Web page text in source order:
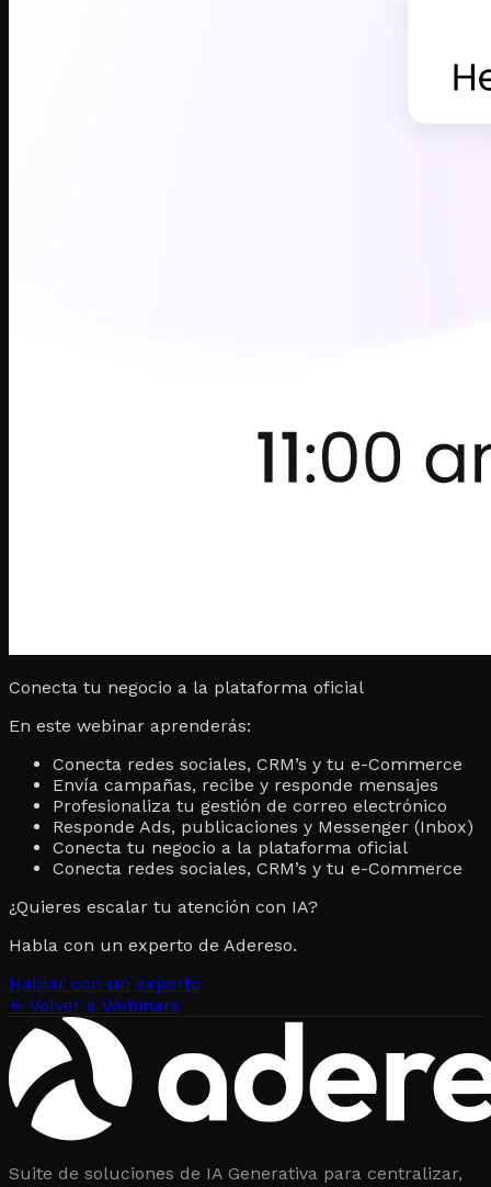
Conecta tu negocio a la plataforma oficial
En este webinar aprenderás:
Conecta redes sociales, CRM’s y tu e-Commerce
Envía campañas, recibe y responde mensajes
Profesionaliza tu gestión de correo electrónico
Responde Ads, publicaciones y Messenger (Inbox)
Conecta tu negocio a la plataforma oficial
Conecta redes sociales, CRM’s y tu e-Commerce
¿Quieres escalar tu atención con IA?
Habla con un experto de Adereso.
Hablar con un experto
← Volver a Webinars
Suite de soluciones de IA Generativa para centralizar,